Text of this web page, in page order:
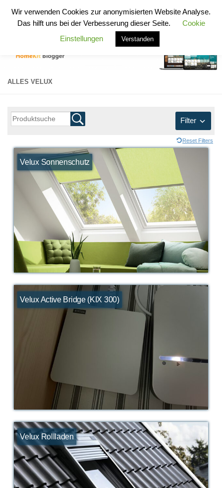
Zum Inhalt springen
HomeKit Blogger
ALLES VELUX
Filter
Reset Filters
Velux Sonnenschutz
Velux Active Bridge (KIX 300)
Velux Rollladen
Wir verwenden Cookies zur anonymisierten Website Analyse.
Das hilft uns bei der Verbesserung dieser Seite.
Cookie
Einstellungen
Verstanden